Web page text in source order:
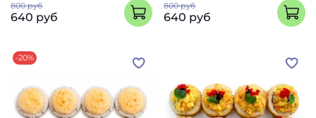
800 руб
640 руб
800 руб
640 руб
-20%